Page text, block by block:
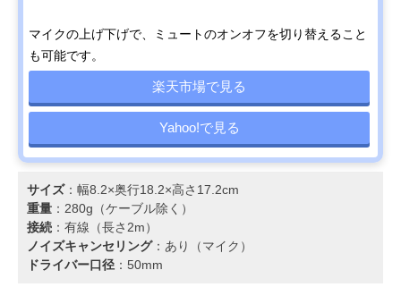
マイクの上げ下げで、ミュートのオンオフを切り替えること
も可能です。
楽天市場で見る
Yahoo!で見る
サイズ：幅8.2×奥行18.2×高さ17.2cm
重量 ：280g（ケーブル除く）
接続 ：有線（長さ2m）
ノイズキャンセリング：あり（マイク）
ドライバー口径 ：50mm